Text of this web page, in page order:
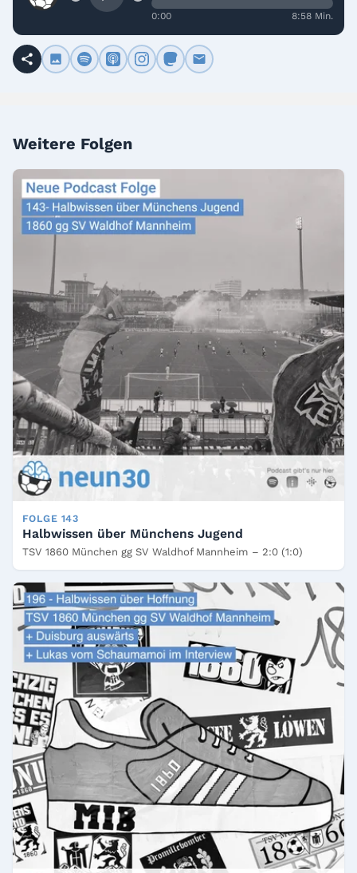
0:00 8:58 Min.
Weitere Folgen
FOLGE 143
Halbwissen über Münchens Jugend
TSV 1860 München gg SV Waldhof Mannheim – 2:0 (1:0)